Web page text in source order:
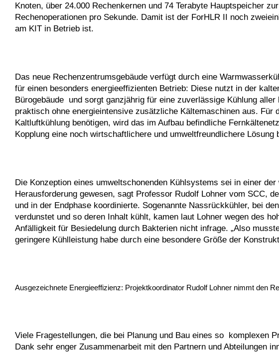
Knoten, über 24.000 Rechenkernen und 74 Terabyte Hauptspeicher
Rechenoperationen pro Sekunde. Damit ist der ForHLR II noch
am KIT in Betrieb ist.
Das neue Rechenzentrumsgebäude verfügt durch eine
für einen besonders energieeffizienten Betrieb: Diese nutzt in der
Bürogebäude und sorgt ganzjährig für eine zuverlässige Kühlung
praktisch ohne energieintensive zusätzliche Kältemaschinen aus. Für
Kaltluftkühlung benötigen, wird das im Aufbau befindliche
Kopplung eine noch wirtschaftlichere und umweltfreundlichere Lösung
Die Konzeption eines umweltschonenden Kühlsystems sei in einer
Herausforderung gewesen, sagt Professor Rudolf Lohner vom SCC,
und in der Endphase koordinierte. Sogenannte Nassrückkühler, bei
verdunstet und so deren Inhalt kühlt, kamen laut Lohner wegen des
Anfälligkeit für Besiedelung durch Bakterien nicht infrage. „Also
geringere Kühlleistung habe durch eine besondere Größe der
Ausgezeichnete Energieeffizienz: Projektkoordinator Rudolf Lohner nimmt den
Viele Fragestellungen, die bei Planung und Bau eines so komplexen
Dank sehr enger Zusammenarbeit mit den Partnern und Abteilungen